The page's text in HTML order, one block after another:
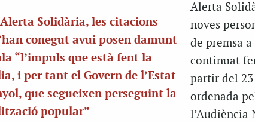
Solidària, les citacions
conegut avui posen damunt
“l’impuls que està fent la
i per tant el Govern de l’Estat
que segueixen perseguint la
popular”
Alerta
noves
de premsa
continuat
partir del 23
ordenada
l’Audiència